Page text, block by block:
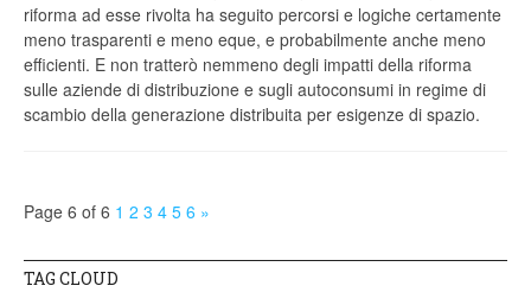
riforma ad esse rivolta ha seguito percorsi e logiche certamente
meno trasparenti e meno eque, e probabilmente anche meno
efficienti. E non tratterò nemmeno degli impatti della riforma
sulle aziende di distribuzione e sugli autoconsumi in regime di
scambio della generazione distribuita per esigenze di spazio.
Page 6 of 6 1 2 3 4 5 6 »
TAG CLOUD